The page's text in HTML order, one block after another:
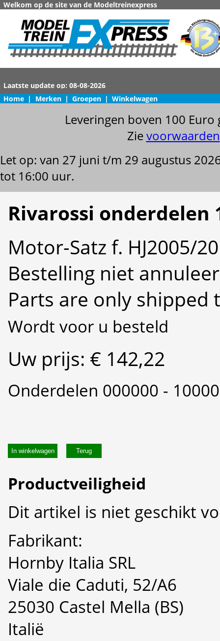
Welkom op de site van de Modeltreinexpress
Home | Merken | Groepen | Winkelwagen
Leveringen boven 100
Zievoorwaarden
Let op: van 27 juni t/m 29 augustus
tot 16:00 uur.
Rivarossi onderdelen
Motor-Satz f. HJ2005/
Bestelling niet
Parts are only shipped
Wordt voor u besteld
Uw prijs: € 142,22
Onderdelen 000000 -
In winkelwagen
Productveiligheid
Dit artikel is niet geschikt
Fabrikant:
Hornby Italia SRL
Viale die Caduti, 52/A6
25030 Castel Mella (BS)
Italië